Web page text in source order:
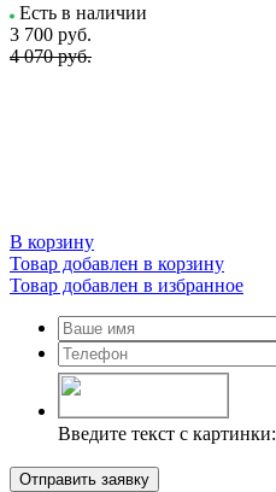
Есть в наличии
3 700 руб.
4 070 руб.
В корзину
Товар добавлен в корзину
Товар добавлен в избранное
Введите текст с картинки:
Отправить заявку